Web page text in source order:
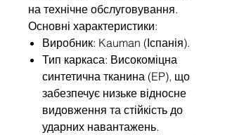
на технічне обслуговування.
Основні характеристики:
Виробник: Kauman (Іспанія).
Тип каркаса: Високоміцна
синтетична тканина (EP), що
забезпечує низьке відносне
видовження та стійкість до
ударних навантажень.